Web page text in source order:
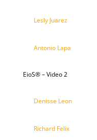
Lesly Juarez
Antonio Lapa
EioS® – Video 2
Denisse Leon
Richard Felix